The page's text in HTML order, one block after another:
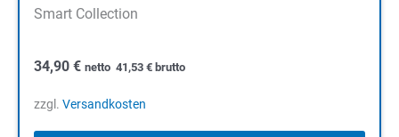
Smart Collection
34,90 € netto 41,53 € brutto
zzgl. Versandkosten